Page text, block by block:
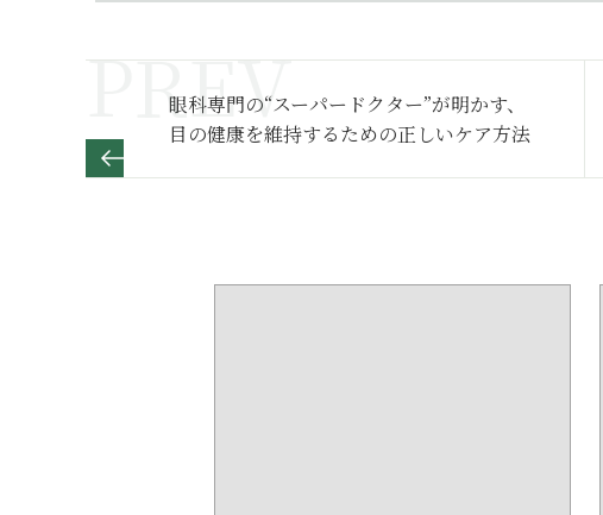
眼科専門の“スーパードクター”が明かす、
目の健康を維持するための正しいケア方法